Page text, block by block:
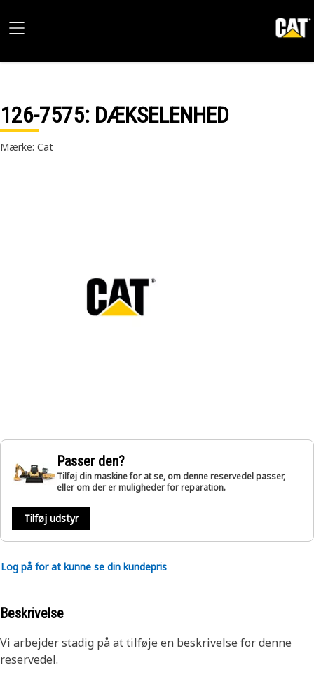
126-7575: DÆKSELENHED
Mærke: Cat
Passer den?
Tilføj din maskine for at se, om denne reservedel passer,
eller om der er muligheder for reparation.
Tilføj udstyr
Log på for at kunne se din kundepris
Beskrivelse
Vi arbejder stadig på at tilføje en beskrivelse for denne
reservedel.